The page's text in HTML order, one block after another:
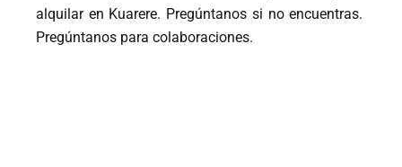
alquilar en Kuarere. Pregúntanos si no encuentras.
Pregúntanos para colaboraciones.